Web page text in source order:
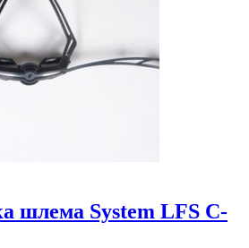
шлема System LFS С-